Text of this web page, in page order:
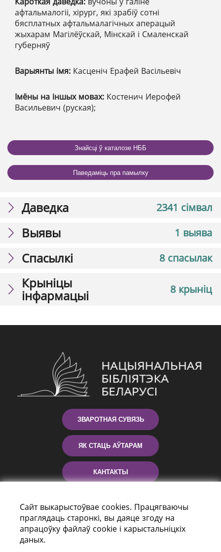
афтальмалогіі, хірург, які зрабіў сотні
бясплатных афтальмалагічных аперацый
жыхарам Магілёўскай, Мінскай і Смаленскай
губерняў
Варыянты імя: Касценіч Ерафей Васільевіч
Імёны на іншых мовах: Костенич Иерофей
Васильевич (руская);
Знайсці ў каталозе НББ
Паведаміць пра памылку
2341 сімвал
Даведка
1 выява
Выявы
8 спасылак
Спасылкі
8 крыніц
Крыніцы
інфармацыі
ЗВАРОТНАЯ СУВЯЗЬ
ЯК СТАЦЬ АЎТАРАМ
КАНТАКТЫ
Сайт выкарыстоўвае cookies. Працягваючы
праглядаць старонкі, вы даяце згоду на
апрацоўку файлаў cookie і карыстальніцкіх
даных.